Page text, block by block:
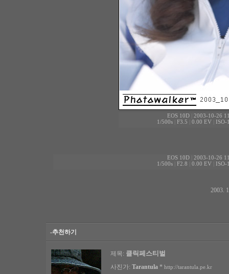
EOS 10D| 2003-10-26
1/500s| F3.5 0.00 EV| ISO-
EOS 10D| 2003-10-26
1/500s| F2.8 0.00 EV| ISO-
2003.
-추천하기
제목: 클릭페스티벌
사진가: Tarantula * http://tarantula.pe.kr